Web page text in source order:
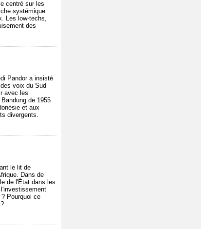
centré sur les
systémique
Les low-techs,
des
Pandor a insisté
voix du Sud
avec les
de 1955
et aux
divergents.
le lit de
Dans de
de l'État dans les
Pourquoi ce